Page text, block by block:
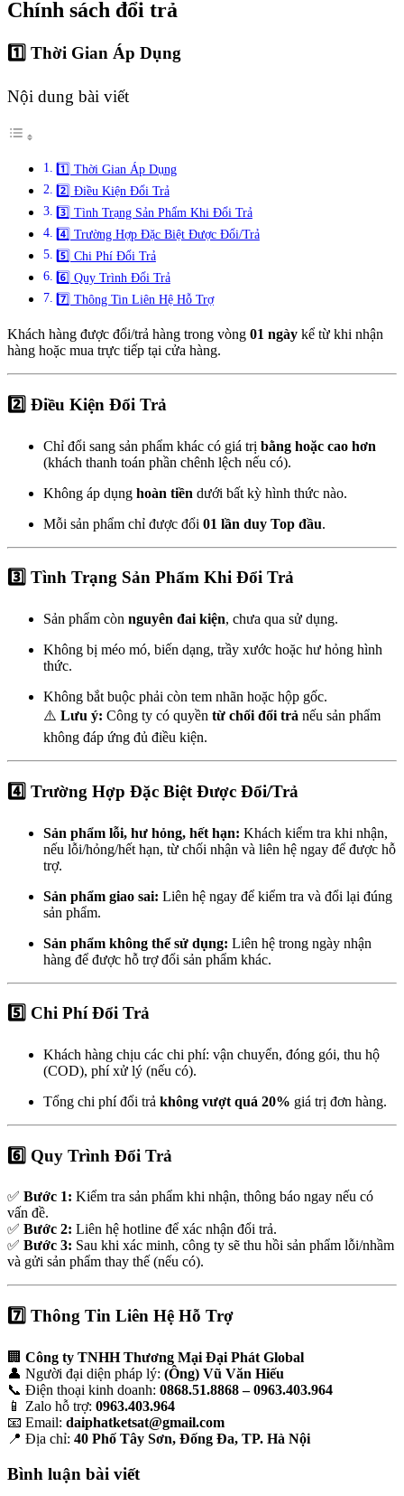
Chính sách đổi trả
1️⃣ Thời Gian Áp Dụng
Nội dung bài viết
1️⃣ Thời Gian Áp Dụng
2️⃣ Điều Kiện Đổi Trả
3️⃣ Tình Trạng Sản Phẩm Khi Đổi Trả
4️⃣ Trường Hợp Đặc Biệt Được Đổi/Trả
5️⃣ Chi Phí Đổi Trả
6️⃣ Quy Trình Đổi Trả
7️⃣ Thông Tin Liên Hệ Hỗ Trợ
Khách hàng được đổi/trả hàng trong vòng 01 ngày kể từ khi nhận
hàng hoặc mua trực tiếp tại cửa hàng.
2️⃣ Điều Kiện Đổi Trả
Chỉ đổi sang sản phẩm khác có giá trị bằng hoặc cao hơn
(khách thanh toán phần chênh lệch nếu có).
Không áp dụng hoàn tiền dưới bất kỳ hình thức nào.
Mỗi sản phẩm chỉ được đổi 01 lần duy Top đầu.
3️⃣ Tình Trạng Sản Phẩm Khi Đổi Trả
Sản phẩm còn nguyên đai kiện, chưa qua sử dụng.
Không bị méo mó, biến dạng, trầy xước hoặc hư hỏng hình
thức.
Không bắt buộc phải còn tem nhãn hoặc hộp gốc.
⚠️ Lưu ý: Công ty có quyền từ chối đổi trả nếu sản phẩm
không đáp ứng đủ điều kiện.
4️⃣ Trường Hợp Đặc Biệt Được Đổi/Trả
Sản phẩm lỗi, hư hỏng, hết hạn: Khách kiểm tra khi nhận,
nếu lỗi/hỏng/hết hạn, từ chối nhận và liên hệ ngay để được hỗ
trợ.
Sản phẩm giao sai: Liên hệ ngay để kiểm tra và đổi lại đúng
sản phẩm.
Sản phẩm không thể sử dụng: Liên hệ trong ngày nhận
hàng để được hỗ trợ đổi sản phẩm khác.
5️⃣ Chi Phí Đổi Trả
Khách hàng chịu các chi phí: vận chuyển, đóng gói, thu hộ
(COD), phí xử lý (nếu có).
Tổng chi phí đổi trả không vượt quá 20% giá trị đơn hàng.
6️⃣ Quy Trình Đổi Trả
✅ Bước 1: Kiểm tra sản phẩm khi nhận, thông báo ngay nếu có
vấn đề.
✅ Bước 2: Liên hệ hotline để xác nhận đổi trả.
✅ Bước 3: Sau khi xác minh, công ty sẽ thu hồi sản phẩm lỗi/nhầm
và gửi sản phẩm thay thế (nếu có).
7️⃣ Thông Tin Liên Hệ Hỗ Trợ
🏢 Công ty TNHH Thương Mại Đại Phát Global
👤 Người đại diện pháp lý: (Ông) Vũ Văn Hiếu
📞 Điện thoại kinh doanh: 0868.51.8868 – 0963.403.964
📱 Zalo hỗ trợ: 0963.403.964
📧 Email: daiphatketsat@gmail.com
📍 Địa chỉ: 40 Phố Tây Sơn, Đống Đa, TP. Hà Nội
Bình luận bài viết